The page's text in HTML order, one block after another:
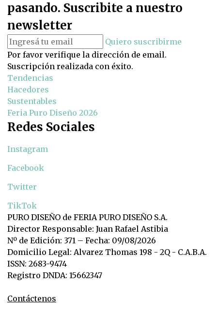
pasando. Suscribite a nuestro
newsletter
Quiero suscribirme
Por favor verifique la dirección de email.
Suscripción realizada con éxito.
Tendencias
Hacedores
Sustentables
Feria Puro Diseño 2026
Redes Sociales
Instagram
Facebook
Twitter
TikTok
PURO DISEÑO de FERIA PURO DISEÑO S.A.
Director Responsable: Juan Rafael Astibia
Nº de Edición: 371 – Fecha: 09/08/2026
Domicilio Legal: Alvarez Thomas 198 - 2Q - C.A.B.A.
ISSN: 2683-9474
Registro DNDA: 15662347
Contáctenos